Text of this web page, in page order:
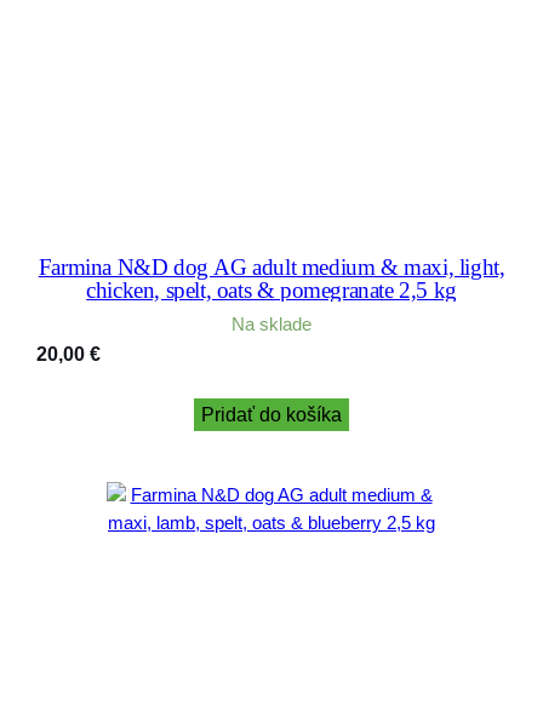
Farmina N&D dog AG adult medium & maxi, light,
chicken, spelt, oats & pomegranate 2,5 kg
Na sklade
20,00 €
Pridať do košíka